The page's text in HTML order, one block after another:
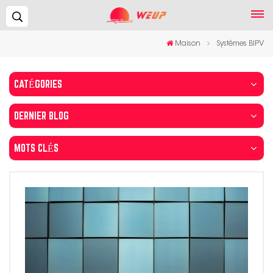
Maison Systèmes BIPV
CATÉGORIES
DERNIER BLOG
MOTS CLÉS